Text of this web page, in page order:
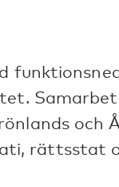
och
rättsstat